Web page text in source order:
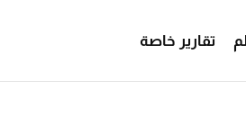
تقارير خاصة